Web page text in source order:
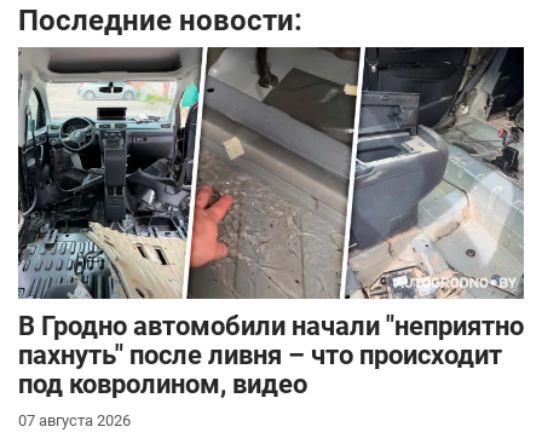
Последние новости:
В Гродно автомобили начали "неприятно
пахнуть" после ливня – что происходит
под ковролином, видео
07 августа 2026